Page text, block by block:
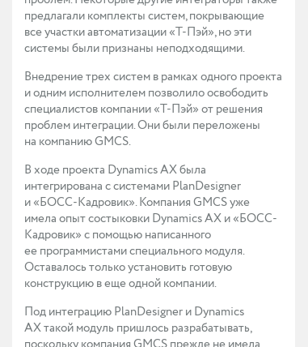
предлагали комплекты систем, покрывающие
все участки автоматизации «Т-Пэй», но эти
системы были признаны неподходящими.
Внедрение трех систем в рамках одного проекта
и одним исполнителем позволило освободить
специалистов компании «Т-Пэй» от решения
проблем интеграции. Они были переложены
на компанию GMCS.
В ходе проекта Dynamics AX была
интегрирована с системами PlanDesigner
и «БОСС-Кадровик». Компания GMCS уже
имела опыт состыковки Dynamics AX и «БОСС-
Кадровик» с помощью написанного
ее программистами специального модуля.
Оставалось только установить готовую
конструкцию в еще одной компании.
Под интеграцию PlanDesigner и Dynamics
AX такой модуль пришлось разрабатывать,